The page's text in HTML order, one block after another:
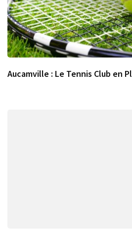
Aucamville : Le Tennis Club en